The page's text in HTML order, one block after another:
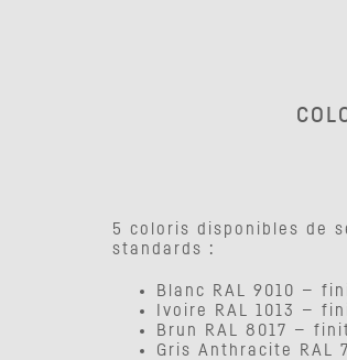
5 coloris disponibles de
standards :
Blanc RAL 9010 —
Ivoire RAL 1013 —
Brun RAL 8017 —
Gris Anthracite RAL